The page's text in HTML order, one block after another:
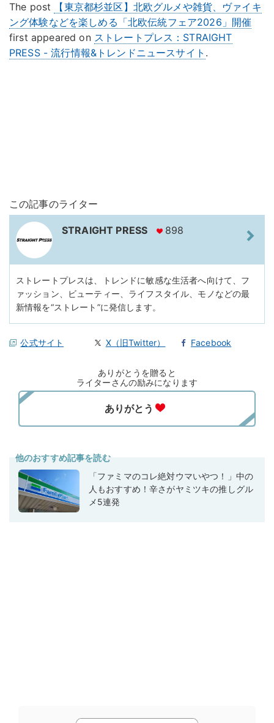
The post
【東京都杉並区】北欧グルメや雑貨、ヴァイキ
ング体験などを楽しめる「北欧伝統フェア2026」開催
first appeared on ストレートプレス：STRAIGHT
PRESS - 流行情報&トレンドニュースサイト .
この記事のライター
STRAIGHT PRESS 898
ストレートプレスは、トレンドに敏感な生活者へ向けて、フ
ァッション、ビューティー、ライフスタイル、モノなどの最
新情報を“ストレート”に発信します。
公式サイト X（旧Twitter） Facebook
ありがとうを贈ると
ライターさんの励みになります
他のおすすめ記事を読む
「ファミマのコレ絶対ウマいやつ！」中の
人もおすすめ！辛さがヤミツキの推しグル
メ5連発